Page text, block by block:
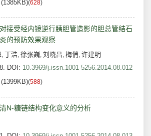
(1385KB)(628)
接受经内镜逆行胰胆管造影的胆总管结石
的预防效果观察
, 丁浩, 徐张巍, 刘晓昌, 梅俏, 许建明
DOI: 10.3969/j.issn.1001-5256.2014.08.012
(1399KB)(588)
N-糖链结构变化意义的分析